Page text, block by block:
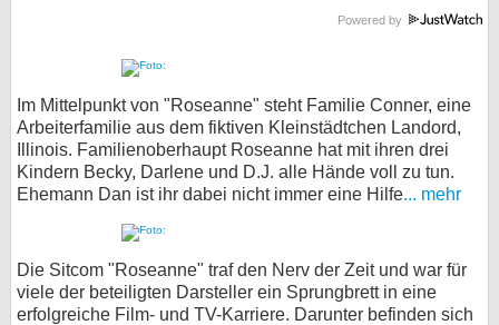
Powered by
Im Mittelpunkt von "Roseanne" steht Familie Conner, eine
Arbeiterfamilie aus dem fiktiven Kleinstädtchen Landord,
Illinois. Familienoberhaupt Roseanne hat mit ihren drei
Kindern Becky, Darlene und D.J. alle Hände voll zu tun.
Ehemann Dan ist ihr dabei nicht immer eine Hilfe... mehr
Die Sitcom "Roseanne" traf den Nerv der Zeit und war für
viele der beteiligten Darsteller ein Sprungbrett in eine
erfolgreiche Film- und TV-Karriere. Darunter befinden sich